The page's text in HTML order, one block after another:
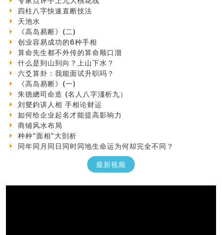
四柱八字快速直断技法
天池水
《高岛易断》(二)
创业容易成功的6种手相
算命先生都不外传的算命顺口溜
什么是到山到向？上山下水？
六爻算卦：我能面试升职吗？
《高岛易断》(一)
朱德總司命造 (名⼈⼋字淺析九）
刘燮鈞讲人相 手相论财运
如何给企业起名才能提高影响力
商铺风水布局
种种“面相”大剖析
同年同月同日同时同地生命运为何却完全不同？
商舖大門的風水原則 (上)
家居常見風水形煞及化解方法 (三)
最新视频